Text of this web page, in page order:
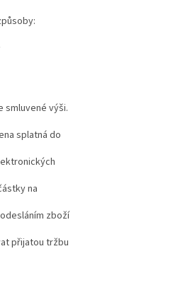
smluvené výši.
splatná do
na
zboží
přijatou tržbu